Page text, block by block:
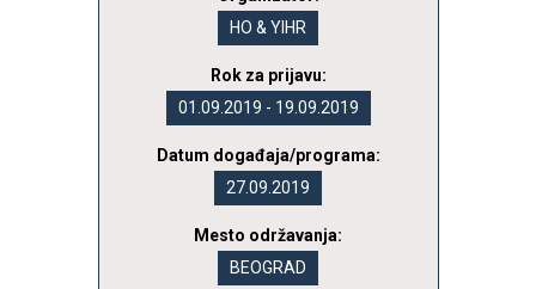
HO & YIHR
Rok za prijavu:
01.09.2019 - 19.09.2019
Datum događaja/programa:
27.09.2019
Mesto održavanja:
BEOGRAD